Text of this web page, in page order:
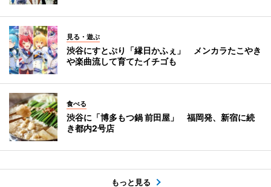
見る・遊ぶ
渋谷にすとぷり「縁日かふぇ」 メンカラたこやき
や楽曲流して育てたイチゴも
食べる
渋谷に「博多もつ鍋 前田屋」 福岡発、新宿に続
き都内2号店
もっと見る